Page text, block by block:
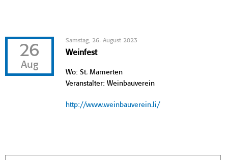
26
Aug
Samstag, 26. August 2023
Weinfest
Wo: St. Mamerten
Veranstalter: Weinbauverein
http://www.weinbauverein.li/